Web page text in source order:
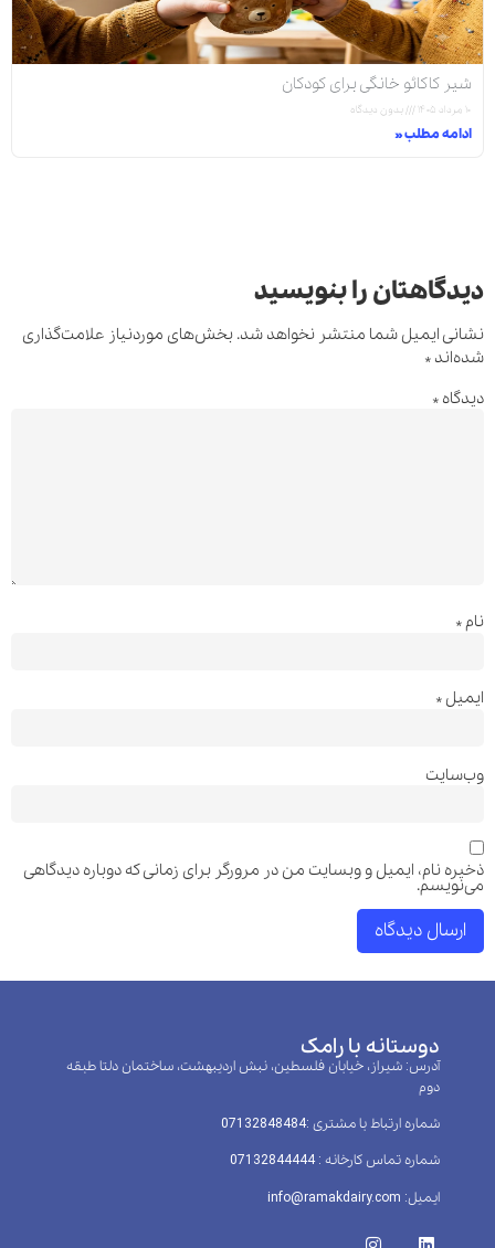
شیر کاکائو خانگی برای کودکان
۱۰ مرداد ۱۴۰۵ بدون دیدگاه
ادامه مطلب »
دیدگاهتان را بنویسید
نشانی ایمیل شما منتشر نخواهد شد. بخش‌های موردنیاز علامت‌گذاری
شده‌اند *
دیدگاه *
نام*
ایمیل*
وب‌سایت
ذخیره نام، ایمیل و وبسایت من در مرورگر برای زمانی که دوباره دیدگاهی
می‌نویسم.
دوستانه با رامک
آدرس: شیراز، خیابان فلسطین، نبش اردیبهشت، ساختمان دلتا طبقه
دوم
شماره ارتباط با مشتری :‌07132848484
شماره تماس کارخانه : 07132844444
ایمیل: info@ramakdairy.com